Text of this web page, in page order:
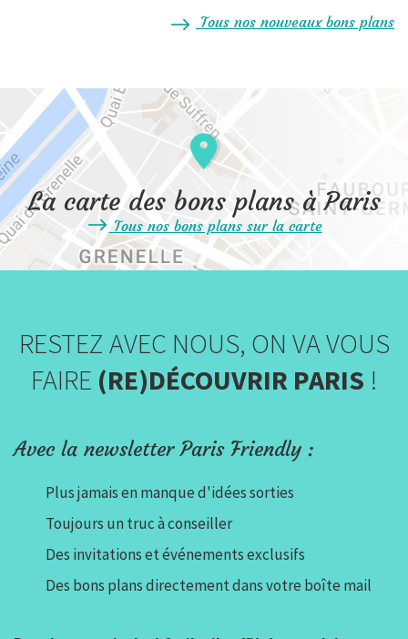
Tous nos nouveaux bons plans
La carte des bons plans à Paris
Tous nos bons plans sur la carte
RESTEZ AVEC NOUS, ON VA VOUS
FAIRE (RE)DÉCOUVRIR PARIS !
Avec la newsletter Paris Friendly :
Plus jamais en manque d'idées sorties
Toujours un truc à conseiller
Des invitations et événements exclusifs
Des bons plans directement dans votre boîte mail